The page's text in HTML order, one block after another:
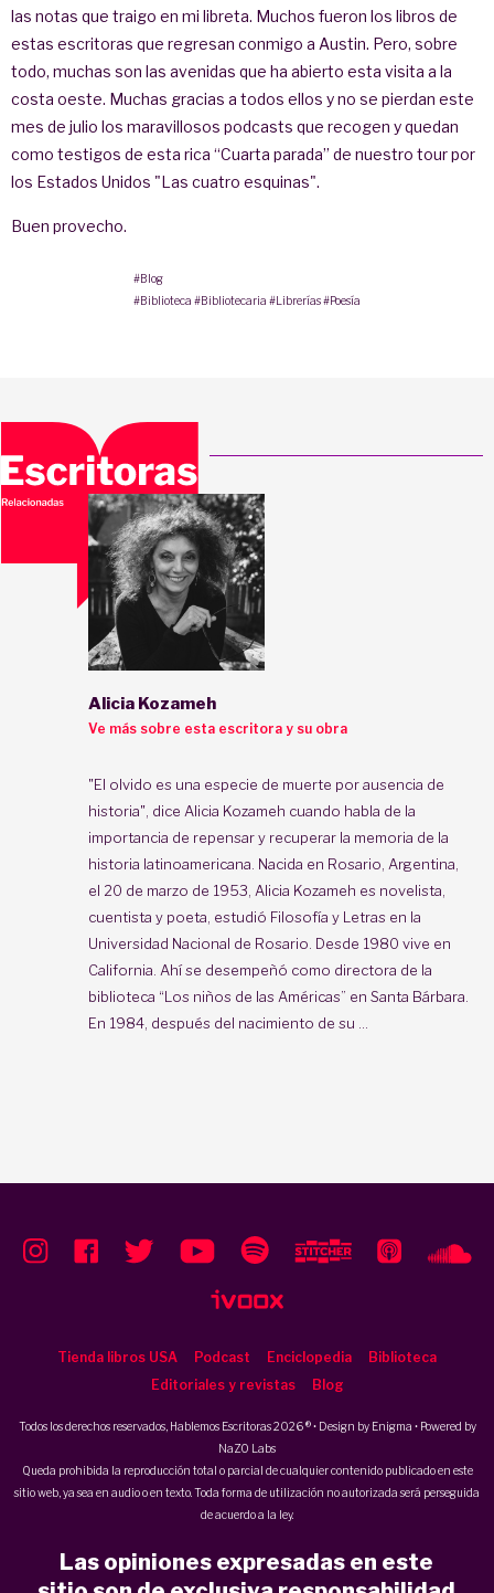
las notas que traigo en mi libreta. Muchos fueron los libros de
estas escritoras que regresan conmigo a Austin. Pero, sobre
todo, muchas son las avenidas que ha abierto esta visita a la
costa oeste. Muchas gracias a todos ellos y no se pierdan este
mes de julio los maravillosos podcasts que recogen y quedan
como testigos de esta rica “Cuarta parada” de nuestro tour por
los Estados Unidos "Las cuatro esquinas".
Buen provecho.
#Blog
#Biblioteca #Bibliotecaria #Librerías#Poesía
Alicia Kozameh
Ve más sobre esta escritora y su obra
"El olvido es una especie de muerte por ausencia de
historia", dice Alicia Kozameh cuando habla de la
importancia de repensar y recuperar la memoria de la
historia latinoamericana. Nacida en Rosario, Argentina,
el 20 de marzo de 1953, Alicia Kozameh es novelista,
cuentista y poeta, estudió Filosofía y Letras en la
Universidad Nacional de Rosario. Desde 1980 vive en
California. Ahí se desempeñó como directora de la
biblioteca “Los niños de las Américas” en Santa Bárbara.
En 1984, después del nacimiento de su ...
Tienda libros USA Podcast Enciclopedia
Biblioteca
Editoriales y revistas
Blog
Todos los derechos reservados, Hablemos Escritoras 2026 ® • Design by Enigma • Powered by
NaZO Labs
Queda prohibida la reproducción total o parcial de cualquier contenido publicado en este
sitio web, ya sea en audio o en texto. Toda forma de utilización no autorizada será perseguida
de acuerdo a la ley.
Las opiniones expresadas en este